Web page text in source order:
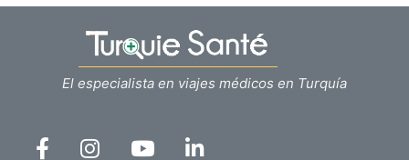
El especialista en viajes médicos en Turquía